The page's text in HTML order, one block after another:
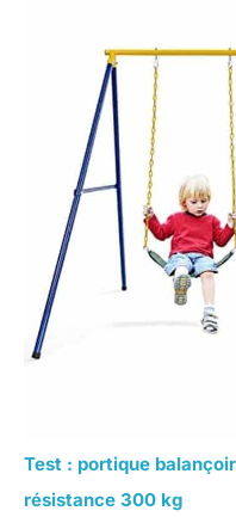
Test : portique
résistance 300 kg